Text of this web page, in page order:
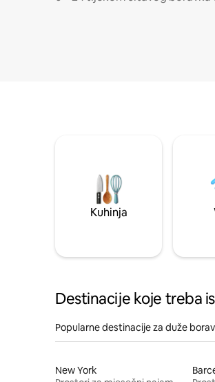
Kuhinja
Destinacije koje treba
Popularne destinacije za duže
New York